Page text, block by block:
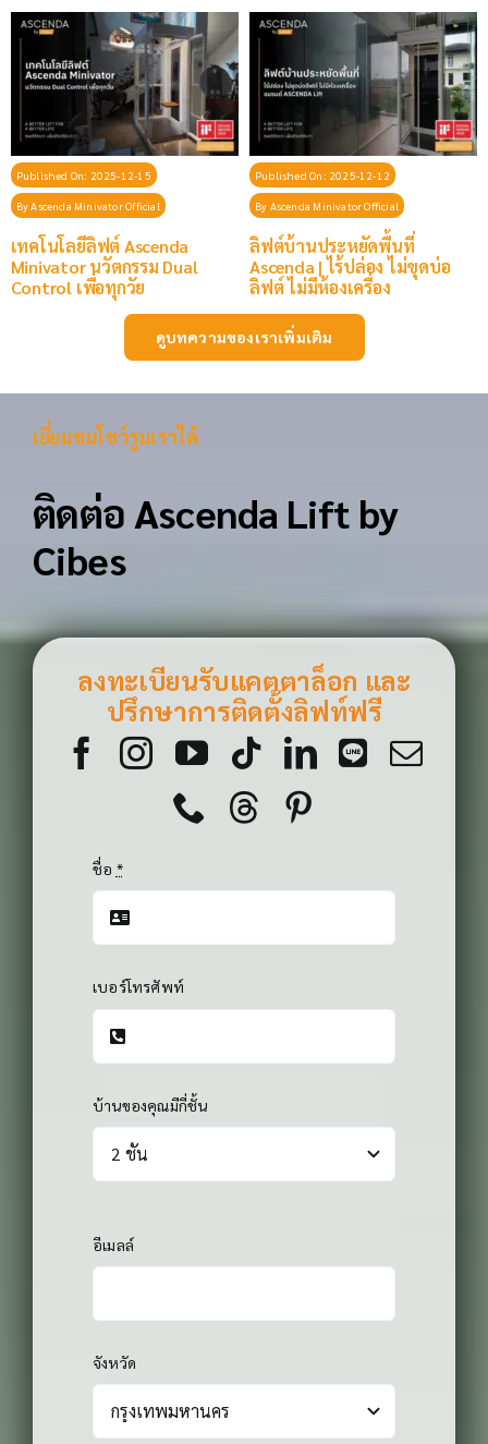
Published On: 2025-12-15
ByAscenda Minivator Official
เทคโนโลยีลิฟต์ Ascenda
Minivator นวัตกรรม Dual
Control เพื่อทุกวัย
Published On: 2025-12-12
By Ascenda Minivator Official
ลิฟต์บ้านประหยัดพื้นที่
Ascenda | ไร้ปล่อง ไม่ขุดบ่อ
ลิฟต์ ไม่มีห้องเครื่อง
ดูบทความของเราเพิ่มเติม
เยี่ยมชมโชว์รูมเราได้
ติดต่อ Ascenda Lift by
Cibes
ลงทะเบียนรับแคตตาล็อก และ
ปรึกษาการติดตั้งลิฟท์ฟรี
ชื่อ *
เบอร์โทรศัพท์
บ้านของคุณมีกี่ชั้น
อีเมลล์
จังหวัด